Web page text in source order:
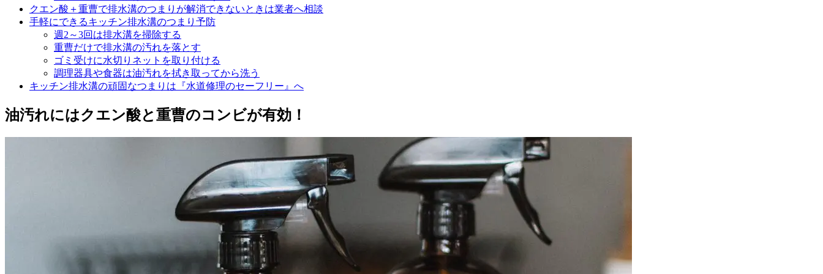
クエン酸＋重曹で排水溝のつまりが解消できないときは業者へ相談
手軽にできるキッチン排水溝のつまり予防
週2～3回は排水溝を掃除する
重曹だけで排水溝の汚れを落とす
ゴミ受けに水切りネットを取り付ける
調理器具や食器は油汚れを拭き取ってから洗う
キッチン排水溝の頑固なつまりは『水道修理のセーフリー』へ
油汚れにはクエン酸と重曹のコンビが有効！